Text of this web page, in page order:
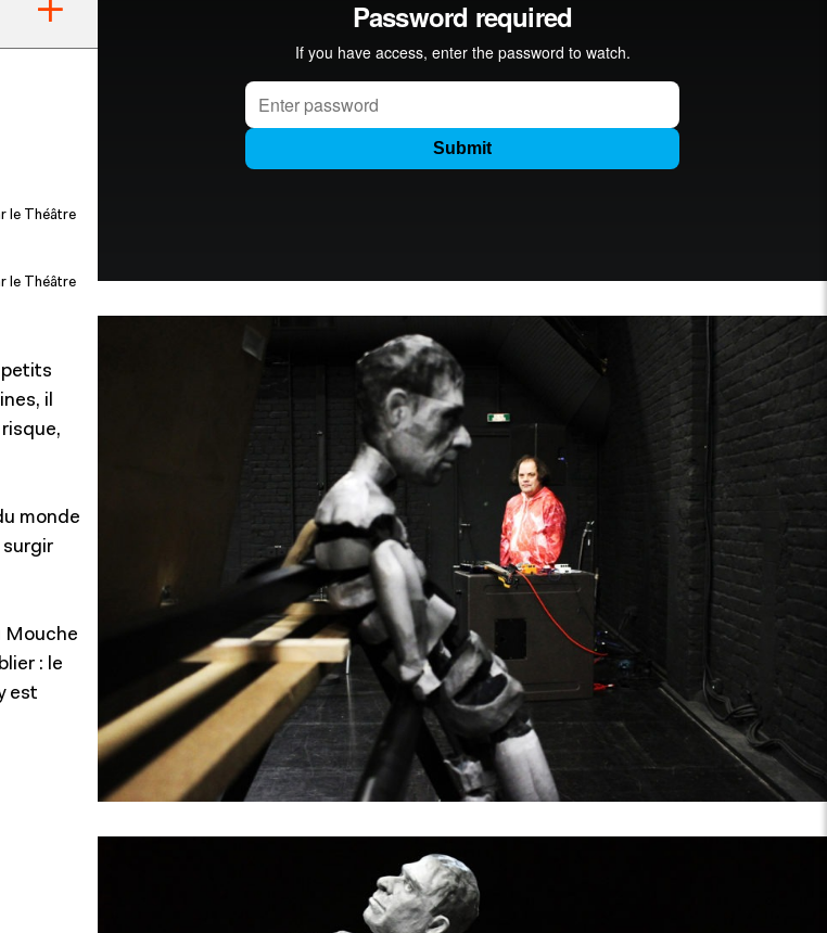
le Théâtre
le Théâtre
petits
il
monde
Mouche
: le
est